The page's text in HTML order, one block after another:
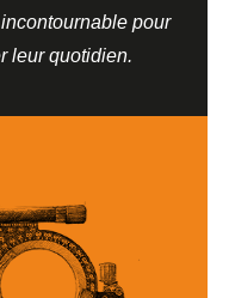
pour
leur quotidien.